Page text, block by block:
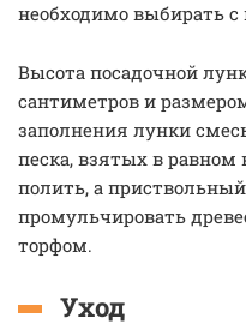
необходимо выбирать с
Высота посадочной
сантиметров и
заполнения лунки
песка, взятых в равном
полить, а
промульчировать
торфом.
Уход